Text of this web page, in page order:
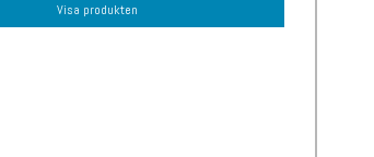
Visa produkten